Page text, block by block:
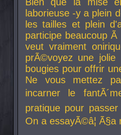
laborieuse -y a plein
les tailles et plein
participe beaucoup
veut vraiment
prÃ©voyez une
bougies pour offrir
Ne vous mettez
incarner le
pratique pour
On a essayÃ©â¦